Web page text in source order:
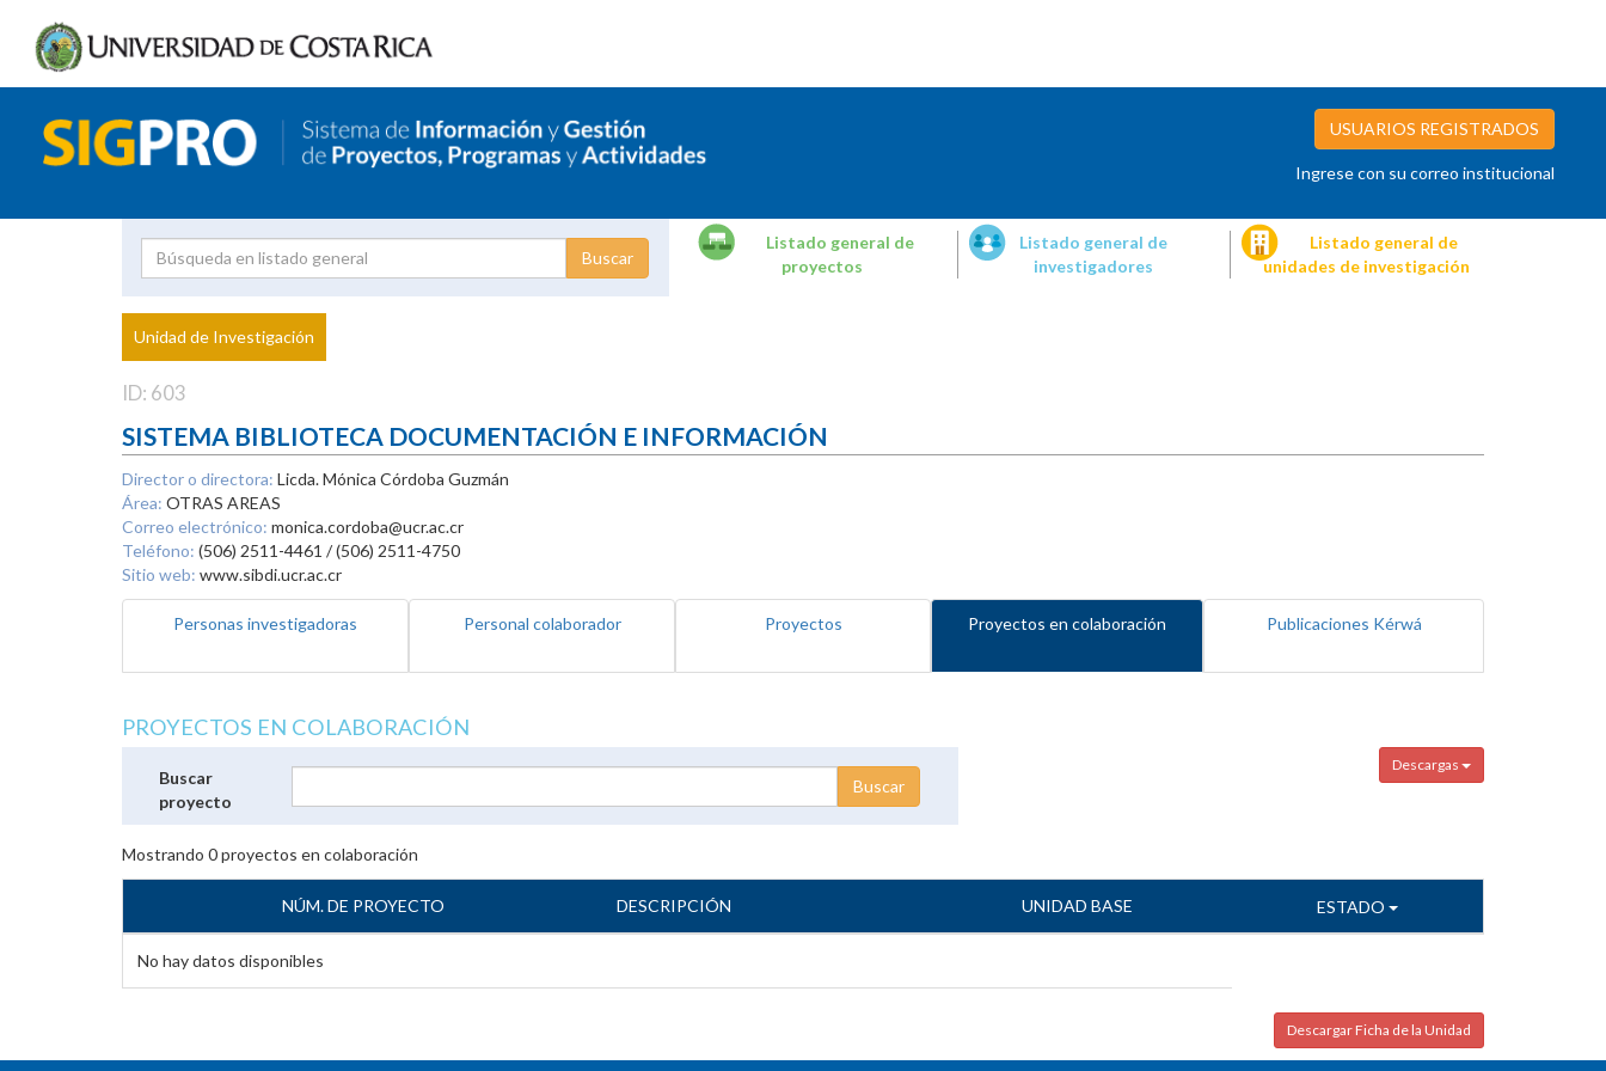
USUARIOS REGISTRADOS
Ingrese con su correo institucional
Proyecto
Investigador
Listado general de
proyectos
Listado general de
investigadores
Listado general de
unidades de investigación
Unidad de Investigación
ID: 603
SISTEMA BIBLIOTECA DOCUMENTACIÓN E INFORMACIÓN
Director o directora: Licda. Mónica Córdoba Guzmán
Área: OTRAS AREAS
Correo electrónico: monica.cordoba@ucr.ac.cr
Teléfono: (506) 2511-4461 / (506) 2511-4750
Sitio web: www.sibdi.ucr.ac.cr
Personas investigadoras Personal colaborador Proyectos Proyectos en colaboración Publicaciones Kérwá
PROYECTOS EN COLABORACIÓN
Descargas
Buscar
proyecto
Mostrando 0proyectos en colaboración
NÚM. DE PROYECTO DESCRIPCIÓN UNIDAD BASE ESTADO
No hay datos disponibles
Descargar Ficha de la Unidad